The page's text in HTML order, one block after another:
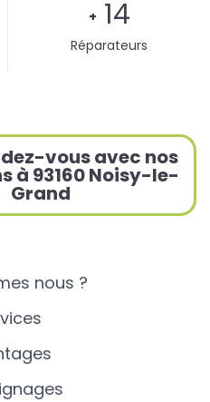
+ 14
Réparateurs
vous avec nos
à 93160 Noisy-le-
Grand
nous ?